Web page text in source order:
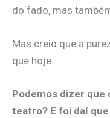
do fado, mas
Mas creio que a
que hoje.
Podemos dizer que
teatro? E foi daí